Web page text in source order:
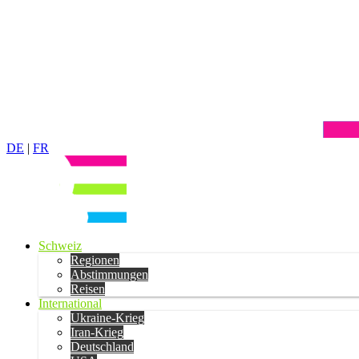
DE | FR
Schweiz
Regionen
Abstimmungen
Reisen
International
Ukraine-Krieg
Iran-Krieg
Deutschland